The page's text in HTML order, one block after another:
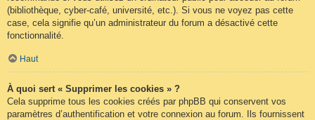
(bibliothèque, cyber-café, université, etc.). Si vous ne voyez pas cette
case, cela signifie qu’un administrateur du forum a désactivé cette
fonctionnalité.
Haut
À quoi sert « Supprimer les cookies » ?
Cela supprime tous les cookies créés par phpBB qui conservent vos
paramètres d’authentification et votre connexion au forum. Ils fournissent